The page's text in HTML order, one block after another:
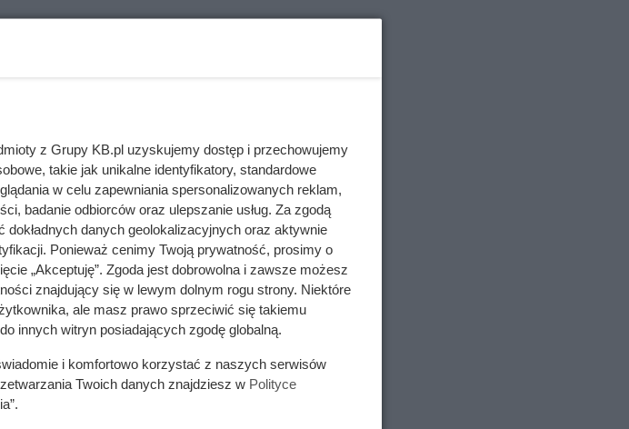
spoczynku. Jeżeli mieścisz się
wziąć pod uwagę również płeć osoby
oznaczają ilość uderzeń serca na
z Grupy KB.pl uzyskujemy dostęp i przechowujemy
takie jak unikalne identyfikatory, standardowe
w celu zapewniania spersonalizowanych reklam,
badanie odbiorców oraz ulepszanie usług. Za zgodą
danych geolokalizacyjnych oraz aktywnie
Ponieważ cenimy Twoją prywatność, prosimy o
„Akceptuję”. Zgoda jest dobrowolna i zawsze możesz
znajdujący się w lewym dolnym rogu strony. Niektóre
ale masz prawo sprzeciwić się takiemu
innych witryn posiadających zgodę globalną.
i komfortowo korzystać z naszych serwisów
Twoich danych znajdziesz w Polityce